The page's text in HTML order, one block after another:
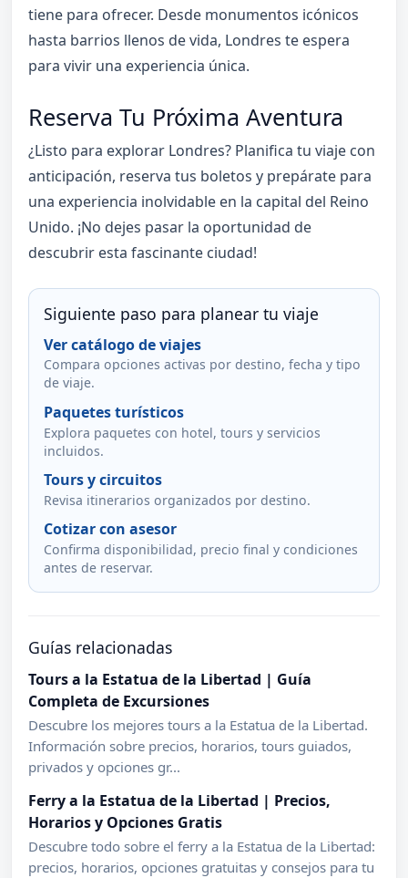
tiene para ofrecer. Desde monumentos icónicos
hasta barrios llenos de vida, Londres te espera
para vivir una experiencia única.
Reserva Tu Próxima Aventura
¿Listo para explorar Londres? Planifica tu viaje con
anticipación, reserva tus boletos y prepárate para
una experiencia inolvidable en la capital del Reino
Unido. ¡No dejes pasar la oportunidad de
descubrir esta fascinante ciudad!
Siguiente paso para planear tu viaje
Ver catálogo de viajes
Compara opciones activas por destino, fecha y tipo
de viaje.
Paquetes turísticos
Explora paquetes con hotel, tours y servicios
incluidos.
Tours y circuitos
Revisa itinerarios organizados por destino.
Cotizar con asesor
Confirma disponibilidad, precio final y condiciones
antes de reservar.
Guías relacionadas
Tours a la Estatua de la Libertad | Guía
Completa de Excursiones
Descubre los mejores tours a la Estatua de la Libertad.
Información sobre precios, horarios, tours guiados,
privados y opciones gr...
Ferry a la Estatua de la Libertad | Precios,
Horarios y Opciones Gratis
Descubre todo sobre el ferry a la Estatua de la Libertad:
precios, horarios, opciones gratuitas y consejos para tu